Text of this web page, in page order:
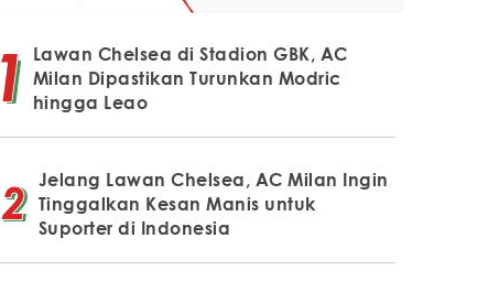
Lawan Chelsea di Stadion GBK, AC
Milan Dipastikan Turunkan Modric
hingga Leao
Jelang Lawan Chelsea, AC Milan Ingin
Tinggalkan Kesan Manis untuk
Suporter di Indonesia